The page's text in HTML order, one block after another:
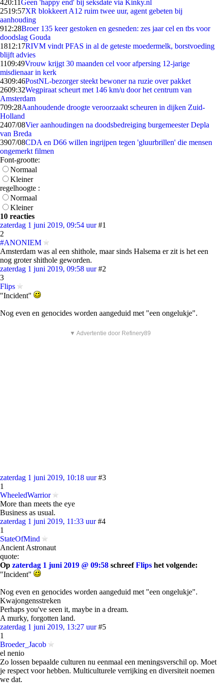
420:11 Geen 'happy end' bij seksdate via Kinky.nl
2519:57XR blokkeert A12 ruim twee uur, agent gebeten bij
aanhouding
912:28Broer 135 keer gestoken en gesneden: zes jaar cel en tbs voor
doodslag Gouda
1812:17RIVM vindt PFAS in al de geteste moedermelk, borstvoeding
blijft advies
1109:49Vrouw krijgt 30 maanden cel voor afpersing 12-jarige
misdienaar in kerk
4309:46PostNL-bezorger steekt bewoner na ruzie over pakket
2609:32Wegpiraat scheurt met 146 km/u door het centrum van
Amsterdam
709:28Aanhoudende droogte veroorzaakt scheuren in dijken Zuid-
Holland
2407/08Vier aanhoudingen na doodsbedreiging burgemeester Depla
van Breda
3907/08CDA en D66 willen ingrijpen tegen 'gluurbrillen' die mensen
ongemerkt filmen
Font-grootte:
Normaal
Kleiner
regelhoogte :
Normaal
Kleiner
10 reacties
zaterdag 1 juni 2019, 09:54 uur #1
2
#ANONIEM
Amsterdam was al een shithole, maar sinds Halsema er zit is het een
nog groter shithole geworden.
zaterdag 1 juni 2019, 09:58 uur #2
3
Flips
"Incident"
Nog even en genocides worden aangeduid met "een ongelukje".
▼ Advertentie door Refinery89
zaterdag 1 juni 2019, 10:18 uur #3
1
WheeledWarrior
More than meets the eye
Business as usual.
zaterdag 1 juni 2019, 11:33 uur #4
1
StateOfMind
Ancient Astronaut
quote:
Op zaterdag 1 juni 2019 @ 09:58 schreefFlips het volgende:
"Incident"
Nog even en genocides worden aangeduid met "een ongelukje".
Kwajongensstreken
Perhaps you've seen it, maybe in a dream.
A murky, forgotten land.
zaterdag 1 juni 2019, 13:27 uur #5
1
Broeder_Jacob
el nenio
Zo lossen bepaalde culturen nu eenmaal een meningsverschil op. Moet
je respect voor hebben. Multiculturele verrijking en diversiteit noemen
we dat.